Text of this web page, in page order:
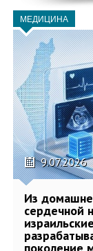
МЕДИЦИНА
9.07.2026
Из
сердечной